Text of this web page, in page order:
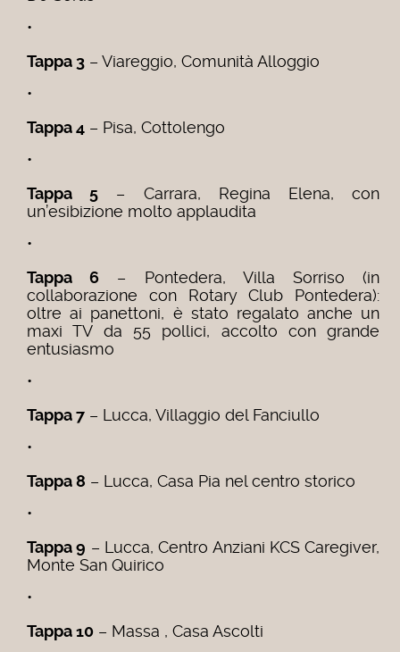
•
Tappa 3 – Viareggio, Comunità Alloggio
•
Tappa 4 – Pisa, Cottolengo
•
Tappa 5 – Carrara, Regina Elena, con
un’esibizione molto applaudita
•
Tappa 6 – Pontedera, Villa Sorriso (in
collaborazione con Rotary Club Pontedera):
oltre ai panettoni, è stato regalato anche un
maxi TV da 55 pollici, accolto con grande
entusiasmo
•
Tappa 7 – Lucca, Villaggio del Fanciullo
•
Tappa 8 – Lucca, Casa Pia nel centro storico
•
Tappa 9 – Lucca, Centro Anziani KCS Caregiver,
Monte San Quirico
•
Tappa 10 – Massa , Casa Ascolti